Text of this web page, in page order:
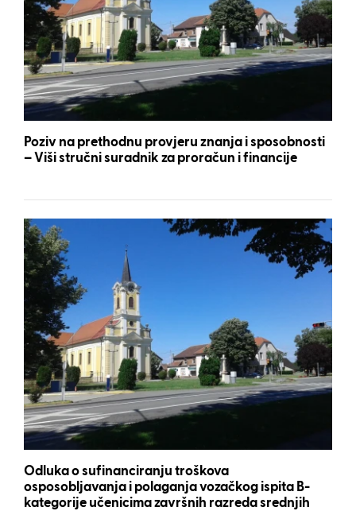
Poziv na prethodnu provjeru znanja i sposobnosti
– Viši stručni suradnik za proračun i financije
Odluka o sufinanciranju troškova
osposobljavanja i polaganja vozačkog ispita B-
kategorije učenicima završnih razreda srednjih